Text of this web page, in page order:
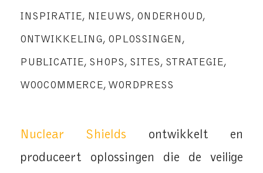
INSPIRATIE, NIEUWS, ONDERHOUD,
ONTWIKKELING, OPLOSSINGEN ,
PUBLICATIE, SHOPS, SITES, STRATEGIE,
WOOCOMMERCE, WORDPRESS
Nuclear Shields ontwikkelt en
produceert oplossingen die de veilige